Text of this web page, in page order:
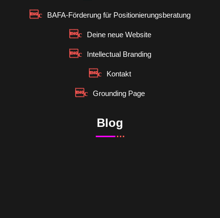
BAFA-Förderung für Positionierungsberatung
Deine neue Website
Intellectual Branding
Kontakt
Grounding Page
Blog